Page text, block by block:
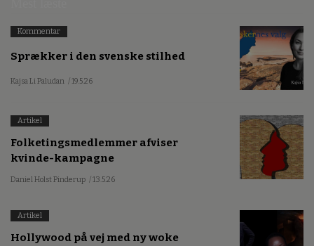
Kommentar
Sprækker i den svenske stilhed
Kajsa Li Paludan / 19.5.26
Artikel
Folketingsmedlemmer afviser
kvinde-kampagne
Daniel Holst Pinderup / 13.5.26
Artikel
Hollywood på vej med ny woke